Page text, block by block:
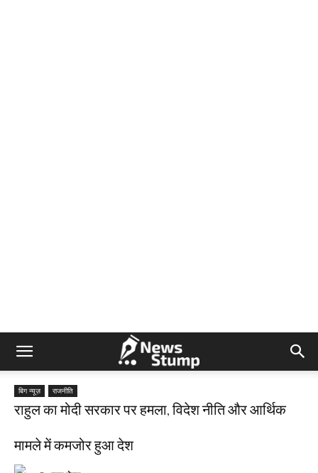
बिग न्यूज़ राजनीति
राहुल का मोदी सरकार पर हमला, विदेश नीति और आर्थिक
मामले में कमजोर हुआ देश